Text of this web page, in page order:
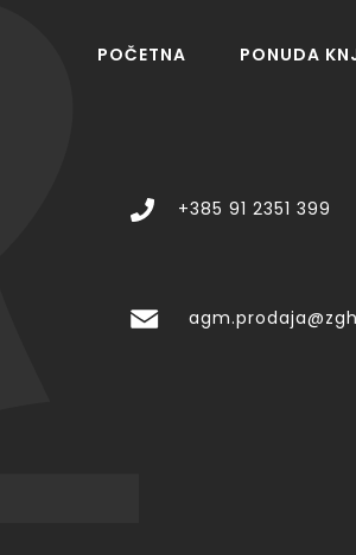
POČETNA PONUDA
+385 91 2351 399